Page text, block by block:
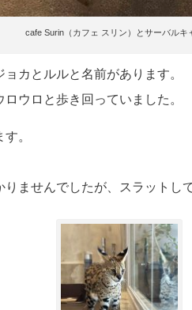
cafe Surin（カフェ スリン）とサーバルキ
カとルルと名前があります。
ウロと歩き回っていました。
。
ませんでしたが、スラットし